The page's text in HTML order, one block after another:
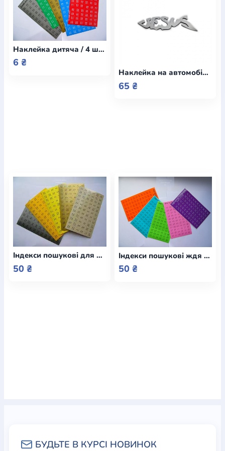
Наклейка дитяча / 4 шт на аркуші
6 ₴
Наклейка на автомобіль JESUS
65 ₴
Індекси пошукові для Біблії українською мовою / Еммаус
50 ₴
Індекси пошукові ждя Біблії (укр, Аир)
50 ₴